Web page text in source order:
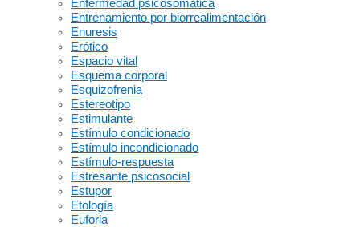
Enfermedad psicosomática
Entrenamiento por biorrealimentación
Enuresis
Erótico
Espacio vital
Esquema corporal
Esquizofrenia
Estereotipo
Estimulante
Estímulo condicionado
Estímulo incondicionado
Estímulo-respuesta
Estresante psicosocial
Estupor
Etología
Euforia